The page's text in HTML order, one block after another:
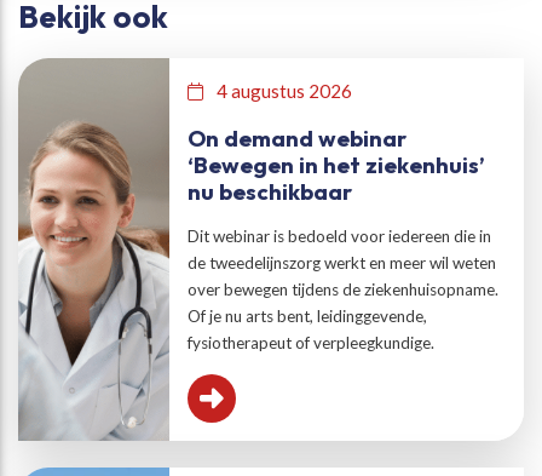
Bekijk ook
4 augustus 2026
On demand webinar
‘Bewegen in het ziekenhuis’
nu beschikbaar
Dit webinar is bedoeld voor iedereen die in
de tweedelijnszorg werkt en meer wil weten
over bewegen tijdens de ziekenhuisopname.
Of je nu arts bent, leidinggevende,
fysiotherapeut of verpleegkundige.